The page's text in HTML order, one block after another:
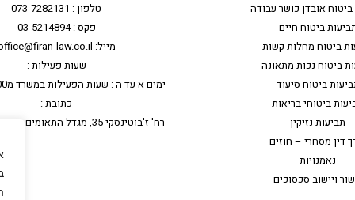
אובדן כושר עבודה
ביטוח חיים
ביטוח מחלות קשות
ביטוח נכות מתאונה
ביטוח סיעוד
ביטוחי בריאות
תביעות נזיקין
דין מסחרי – חוזים
נאמנויות
ויישוב סכסוכים
טלפון : 073-7282131
פקס : 03-5214894
מייל: office@firan-law.co.il
שעות פעילות :
ימים א עד ה : שעות הפעילות במשרד מ9:00 עד 17:00
כתובת :
רח' ז'בוטינסקי 35, מגדל התאומים 2 - קומה 7, רמת גן